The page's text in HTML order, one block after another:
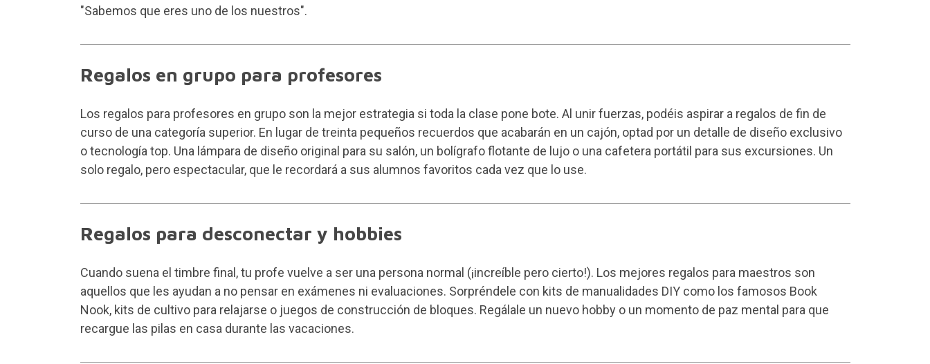
"Sabemos que eres uno de los nuestros".
Regalos en grupo para profesores
Los regalos para profesores en grupo son la mejor estrategia si toda la clase pone bote. Al unir fuerzas, podéis aspirar a regalos de fin de
curso de una categoría superior. En lugar de treinta pequeños recuerdos que acabarán en un cajón, optad por un detalle de diseño exclusivo
o tecnología top. Una lámpara de diseño original para su salón, un bolígrafo flotante de lujo o una cafetera portátil para sus excursiones. Un
solo regalo, pero espectacular, que le recordará a sus alumnos favoritos cada vez que lo use.
Regalos para desconectar y hobbies
Cuando suena el timbre final, tu profe vuelve a ser una persona normal (¡increíble pero cierto!). Los mejores regalos para maestros son
aquellos que les ayudan a no pensar en exámenes ni evaluaciones. Sorpréndele con kits de manualidades DIY como los famosos Book
Nook, kits de cultivo para relajarse o juegos de construcción de bloques. Regálale un nuevo hobby o un momento de paz mental para que
recargue las pilas en casa durante las vacaciones.